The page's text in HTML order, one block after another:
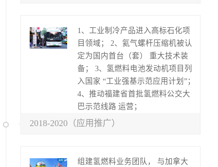
1、工业制冷产品进入高标石化项
目领域； 2、氦气螺杆压缩机被认
定为国内首台（套） 重大技术装
备； 3、氢燃料电池发动机项目列
入国家 “工业强基示范应用计划”；
4、推动福建省首批氢燃料公交大
巴示范线路 运营；
2018-2020（应用推广）
组建氢燃料业务团队， 与加拿大